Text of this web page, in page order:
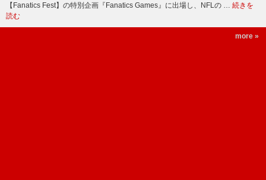
【Fanatics Fest】の特別企画『Fanatics Games』に出場し、NFLの … 続きを
読む
more »